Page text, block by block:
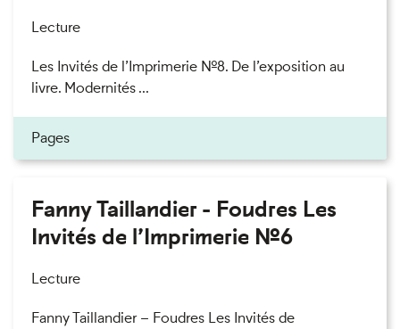
Lecture
Les Invités de l’Imprimerie n°8. De l’exposition au
livre. Modernités ...
Pages
Fanny Taillandier - Foudres Les
Invités de l’Imprimerie n°6
Lecture
Fanny Taillandier – Foudres Les Invités de